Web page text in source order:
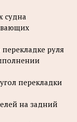
судна
руля
перекладки
на задний